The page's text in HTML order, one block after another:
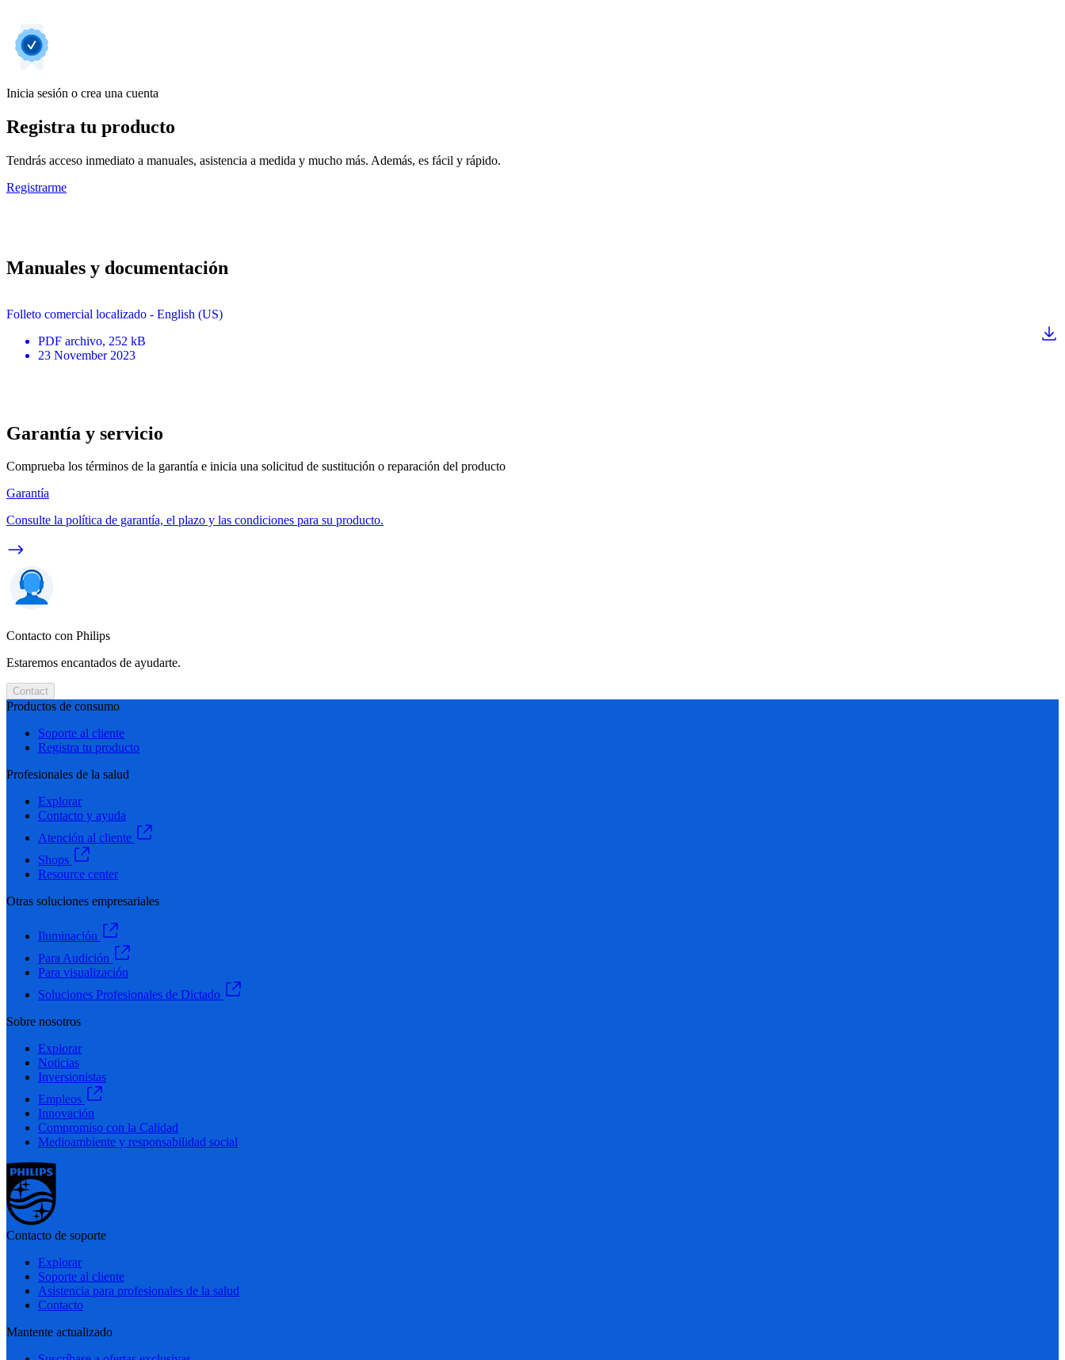
Inicia sesión o crea una cuenta
Registra tu producto
Tendrás acceso inmediato a manuales, asistencia a medida y mucho más. Además, es fácil y rápido.
Registrarme
Manuales y documentación
Folleto comercial localizado - English (US)
PDF archivo, 252 kB
23 November 2023
Garantía y servicio
Comprueba los términos de la garantía e inicia una solicitud de sustitución o reparación del producto
Garantía
Consulte la política de garantía, el plazo y las condiciones para su producto.
Contacto con Philips
Estaremos encantados de ayudarte.
Contact
Productos de consumo
Soporte al cliente
Registra tu producto
Profesionales de la salud
Explorar
Contacto y ayuda
Atención al cliente
Shops
Resource center
Otras soluciones empresariales
Iluminación
Para Audición
Para visualización
Soluciones Profesionales de Dictado
Sobre nosotros
Explorar
Noticias
Inversionistas
Empleos
Innovación
Compromiso con la Calidad
Medioambiente y responsabilidad social
Contacto de soporte
Explorar
Soporte al cliente
Asistencia para profesionales de la salud
Contacto
Mantente actualizado